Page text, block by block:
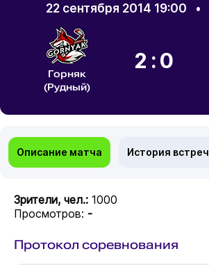
22 сентября 2014 19:00 •
Горняк
(Рудный)
2:0
Описание матча История встреч
Зрители, чел.: 1000
Просмотров: -
Протокол соревнования